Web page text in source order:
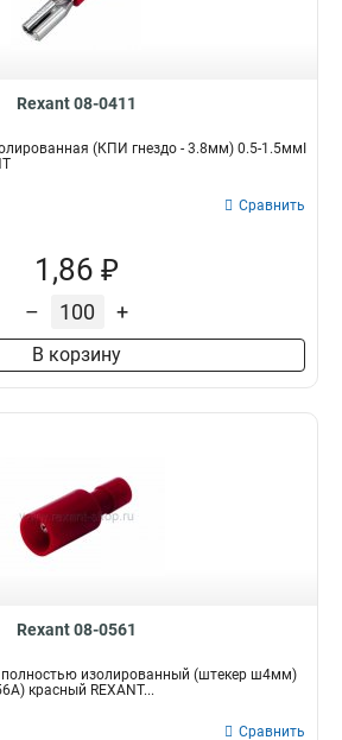
Rexant 08-0411
(КПИ гнездо - 3.8мм) 0.5-1.5ммІ
Сравнить
1,86 ₽
– +
В корзину
Rexant 08-0561
изолированный (штекер ш4мм)
красный REXANT...
Сравнить